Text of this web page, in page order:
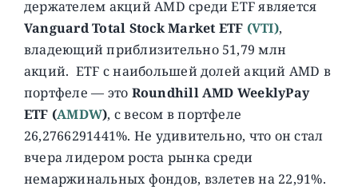
держателем акций AMD среди ETF является
Vanguard Total Stock Market ETF (VTI),
владеющий приблизительно 51,79 млн
акций. ETF с наибольшей долей акций AMD в
портфеле — это Roundhill AMD WeeklyPay
ETF (AMDW), с весом в портфеле
26,2766291441%. Не удивительно, что он стал
вчера лидером роста рынка среди
немаржинальных фондов, взлетев на 22,91%.